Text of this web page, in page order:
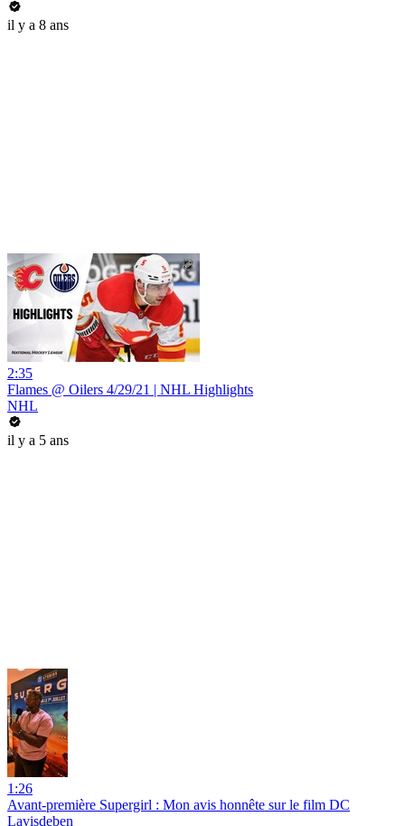
il y a 8 ans
2:35
Flames @ Oilers 4/29/21 | NHL Highlights
NHL
il y a 5 ans
1:26
Avant-première Supergirl : Mon avis honnête sur le film DC
Lavisdeben